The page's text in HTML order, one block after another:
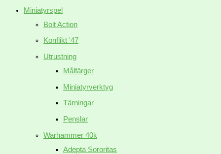
Miniatyrspel
Bolt Action
Konflikt '47
Utrustning
Målfärger
Miniatyrverktyg
Tärningar
Penslar
Warhammer 40k
Adepta Sororitas